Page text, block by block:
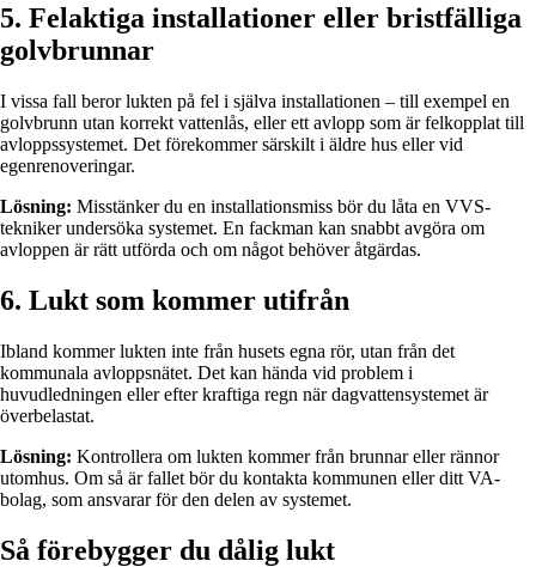
5. Felaktiga installationer eller bristfälliga
golvbrunnar
I vissa fall beror lukten på fel i själva installationen – till exempel en
golvbrunn utan korrekt vattenlås, eller ett avlopp som är felkopplat till
avloppssystemet. Det förekommer särskilt i äldre hus eller vid
egenrenoveringar.
Lösning: Misstänker du en installationsmiss bör du låta en VVS-
tekniker undersöka systemet. En fackman kan snabbt avgöra om
avloppen är rätt utförda och om något behöver åtgärdas.
6. Lukt som kommer utifrån
Ibland kommer lukten inte från husets egna rör, utan från det
kommunala avloppsnätet. Det kan hända vid problem i
huvudledningen eller efter kraftiga regn när dagvattensystemet är
överbelastat.
Lösning: Kontrollera om lukten kommer från brunnar eller rännor
utomhus. Om så är fallet bör du kontakta kommunen eller ditt VA-
bolag, som ansvarar för den delen av systemet.
Så förebygger du dålig lukt